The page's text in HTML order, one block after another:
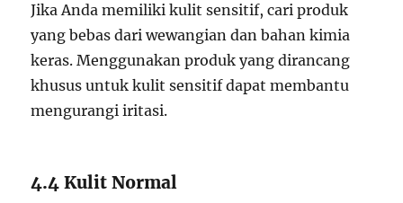
Jika Anda memiliki kulit sensitif, cari produk
yang bebas dari wewangian dan bahan kimia
keras. Menggunakan produk yang dirancang
khusus untuk kulit sensitif dapat membantu
mengurangi iritasi.
4.4 Kulit Normal